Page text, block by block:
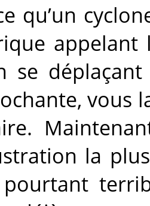
qu’un
appelant
se
vous
la
pourtant